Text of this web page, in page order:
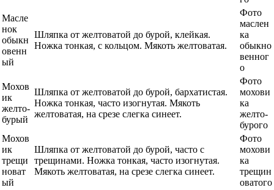
Масле
нок
обыкн
овенн
ый
Шляпка от желтоватой до бурой, клейкая.
Ножка тонкая, с кольцом. Мякоть желтоватая.
Фото
маслен
ка
обыкно
венног
о
Мохов
ик
желто-
бурый
Шляпка от желтоватой до бурой, бархатистая.
Ножка тонкая, часто изогнутая. Мякоть
желтоватая, на срезе слегка синеет.
Фото
мохови
ка
желто-
бурого
Мохов
ик
трещи
новат
ый
Шляпка от желтоватой до бурой, часто с
трещинами. Ножка тонкая, часто изогнутая.
Мякоть желтоватая, на срезе слегка синеет.
Фото
мохови
ка
трещин
оватого